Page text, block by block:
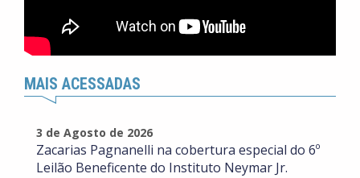
MAIS ACESSADAS
3 de Agosto de 2026
Zacarias Pagnanelli na cobertura especial do 6º
Leilão Beneficente do Instituto Neymar Jr.